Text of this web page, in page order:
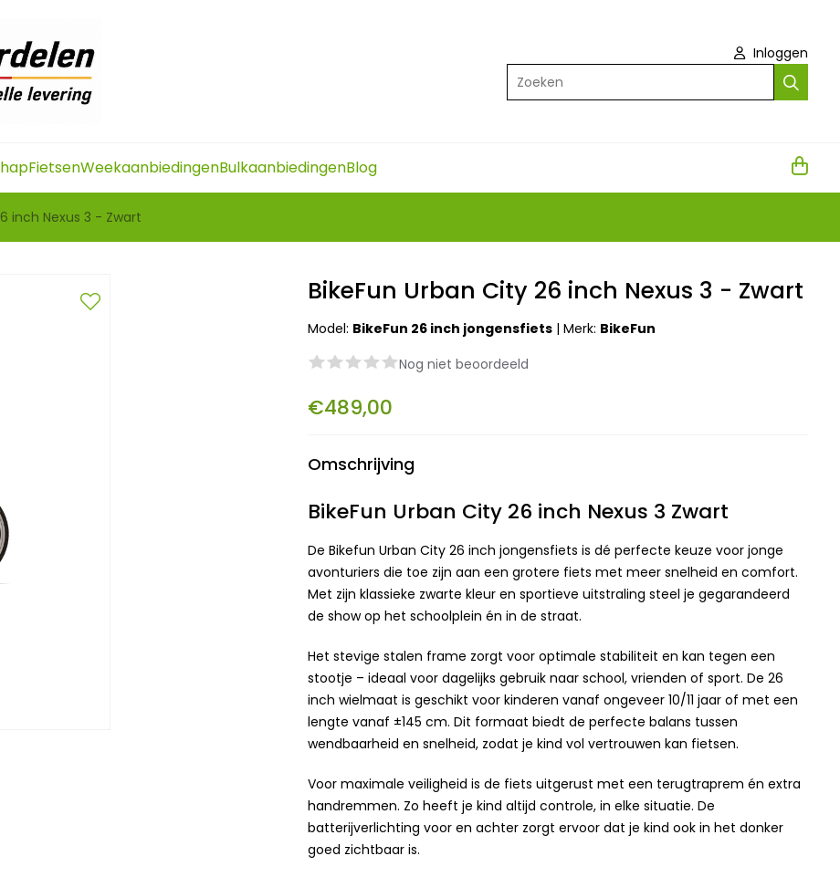
Inloggen
Zoeken
FietsenWeekaanbiedingenBulkaanbiedingenBlog
inch Nexus 3 - Zwart
BikeFun Urban City 26 inch Nexus 3 - Zwart
Model: BikeFun 26 inch jongensfiets |Merk: BikeFun
Nog niet beoordeeld
€489,00
Omschrijving
BikeFun Urban City 26 inch Nexus 3 Zwart
De Bikefun Urban City 26 inch jongensfiets is dé perfecte keuze voor jonge
avonturiers die toe zijn aan een grotere fiets met meer snelheid en comfort.
Met zijn klassieke zwarte kleur en sportieve uitstraling steel je gegarandeerd
de show op het schoolplein én in de straat.
Het stevige stalen frame zorgt voor optimale stabiliteit en kan tegen een
stootje – ideaal voor dagelijks gebruik naar school, vrienden of sport. De 26
inch wielmaat is geschikt voor kinderen vanaf ongeveer 10/11 jaar of met een
lengte vanaf ±145 cm. Dit formaat biedt de perfecte balans tussen
wendbaarheid en snelheid, zodat je kind vol vertrouwen kan fietsen.
Voor maximale veiligheid is de fiets uitgerust met een terugtraprem én extra
handremmen. Zo heeft je kind altijd controle, in elke situatie. De
batterijverlichting voor en achter zorgt ervoor dat je kind ook in het donker
goed zichtbaar is.